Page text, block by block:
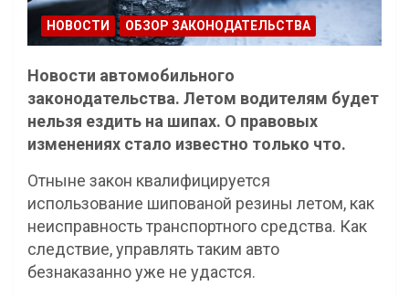
НОВОСТИ ОБЗОР ЗАКОНОДАТЕЛЬСТВА
Новости автомобильного
законодательства. Летом водителям будет
нельзя ездить на шипах. О правовых
изменениях стало известно только что.
Отныне закон квалифицируется
использование шипованой резины летом, как
неисправность транспортного средства. Как
следствие, управлять таким авто
безнаказанно уже не удастся.